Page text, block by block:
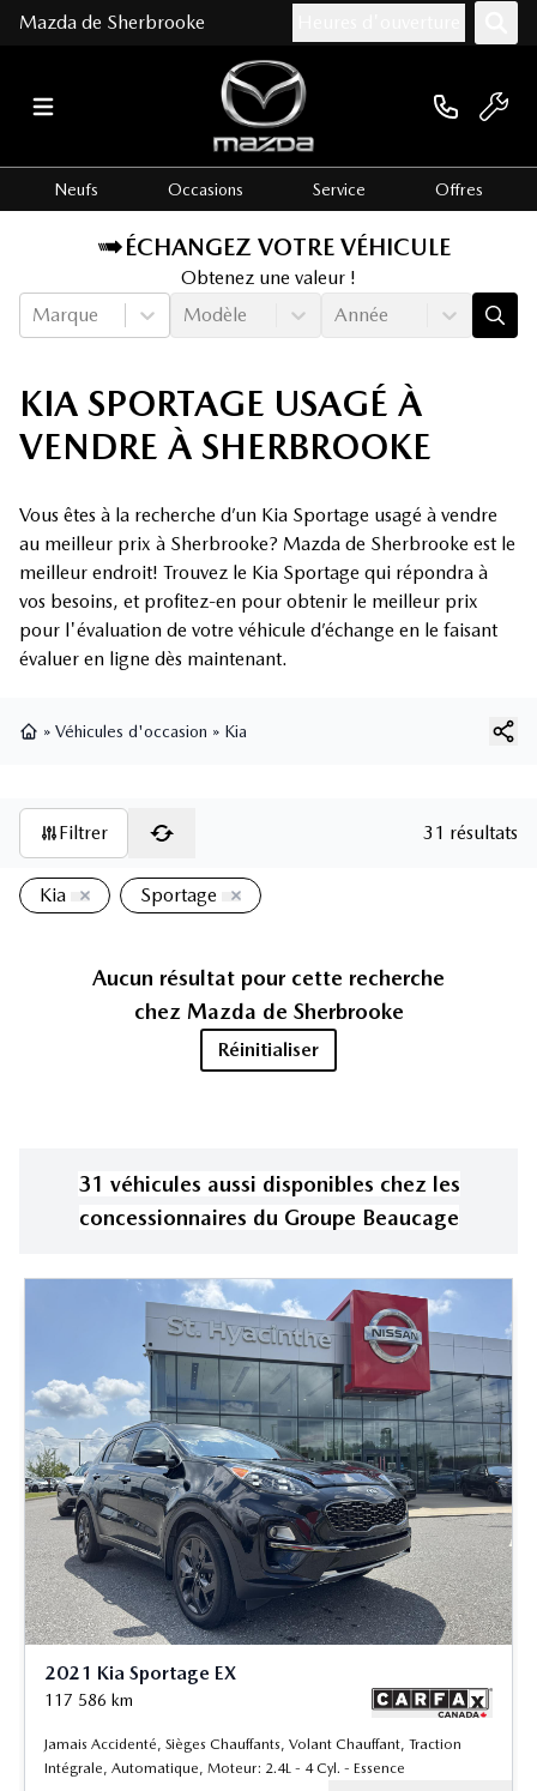
Mazda de Sherbrooke
Neufs Occasions Service Offres
ÉCHANGEZ VOTRE VÉHICULE
Obtenez une valeur !
Marque
Modèle Année
KIA SPORTAGE USAGÉ À
VENDRE À SHERBROOKE
Vous êtes à la recherche d’un Kia Sportage usagé à vendre
au meilleur prix à Sherbrooke? Mazda de Sherbrooke est le
meilleur endroit! Trouvez le Kia Sportage qui répondra à
vos besoins, et profitez-en pour obtenir le meilleur prix
pour l'évaluation de votre véhicule d’échange en le faisant
évaluer en ligne dès maintenant.
» Véhicules d'occasion » Kia
Filtrer 31 résultats
Kia Sportage
Aucun résultat pour cette recherche
chez Mazda de Sherbrooke
Réinitialiser
31 véhicules aussi disponibles chez les
concessionnaires du Groupe Beaucage
2021 Kia Sportage EX
117 586 km
Jamais Accidenté, Sièges Chauffants, Volant Chauffant, Traction
Intégrale, Automatique, Moteur: 2.4L - 4 Cyl. - Essence